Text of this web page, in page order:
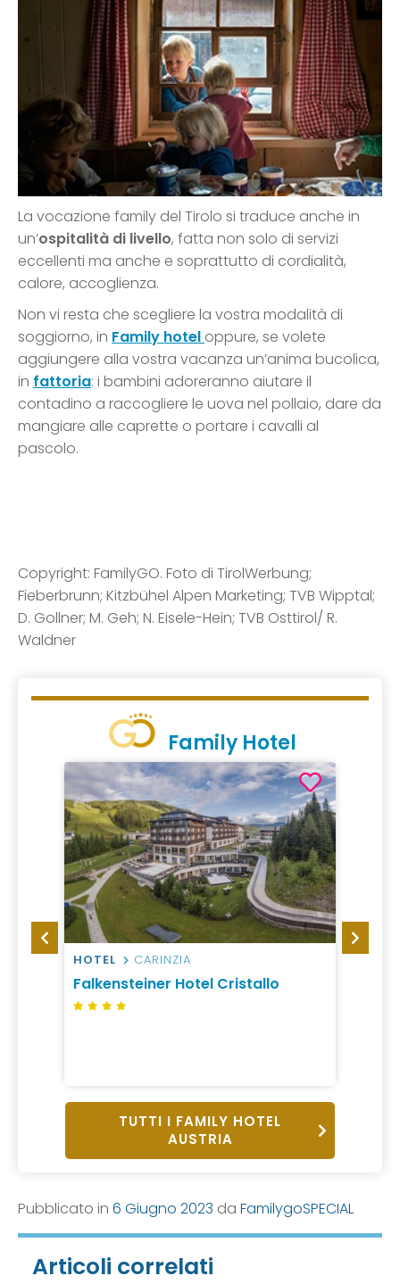
La vocazione family del Tirolo si traduce anche in
un’ospitalità di livello, fatta non solo di servizi
eccellenti ma anche e soprattutto di cordialità,
calore, accoglienza.
Non vi resta che scegliere la vostra modalità di
soggiorno, in Family hotel oppure, se volete
aggiungere alla vostra vacanza un’anima bucolica,
in fattoria: i bambini adoreranno aiutare il
contadino a raccogliere le uova nel pollaio, dare da
mangiare alle caprette o portare i cavalli al
pascolo.
Copyright: FamilyGO. Foto di TirolWerbung;
Fieberbrunn; Kitzbühel Alpen Marketing; TVB Wipptal;
D. Gollner; M. Geh; N. Eisele-Hein; TVB Osttirol/ R.
Waldner
Family Hotel
HOTEL CARINZIA
Falkensteiner Hotel Cristallo
HOTEL
TUTTI I FAMILY HOTEL
AUSTRIA
Pubblicato in 6 Giugno 2023 da FamilygoSPECIAL
Articoli correlati